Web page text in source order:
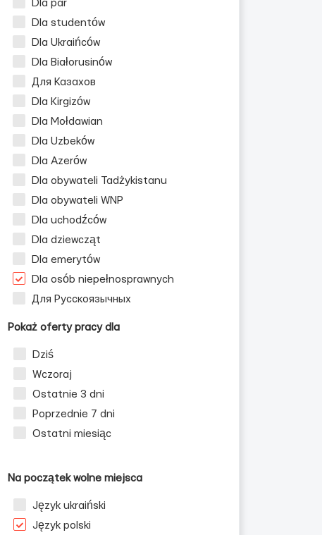
Dla par
Dla studentów
Dla Ukraińców
Dla Białorusinów
Для Казахов
Dla Kirgizów
Dla Mołdawian
Dla Uzbeków
Dla Azerów
Dla obywateli Tadżykistanu
Dla obywateli WNP
Dla uchodźców
Dla dziewcząt
Dla emerytów
Dla osób niepełnosprawnych
Для Русскоязычных
Pokaż oferty pracy dla
Dziś
Wczoraj
Ostatnie 3 dni
Poprzednie 7 dni
Ostatni miesiąc
Na początek wolne miejsca
Język ukraiński
Język polski